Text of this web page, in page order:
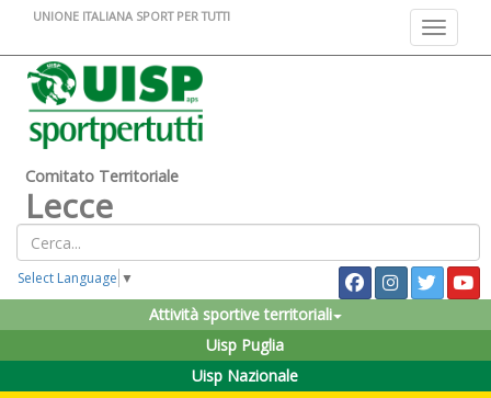
Toggle
UNIONE ITALIANA SPORT PER TUTTI
Comitato Territoriale
Lecce
Select Language ▼
Attività sportive territoriali
Uisp Puglia
Uisp Nazionale